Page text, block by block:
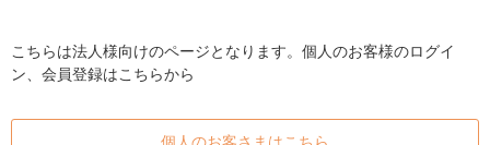
こちらは法人様向けのページとなります。個人のお客様のログイ
ン、会員登録はこちらから